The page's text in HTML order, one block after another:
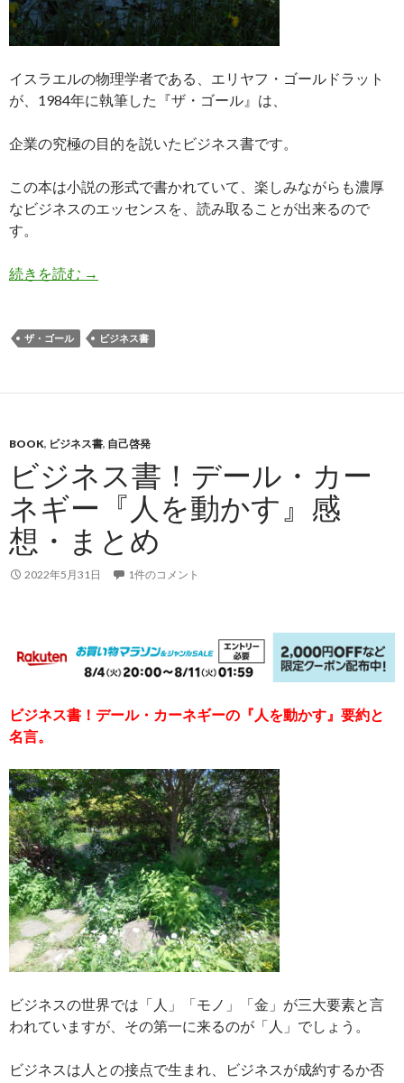
イスラエルの物理学者である、エリヤフ・ゴールドラット
が、1984年に執筆した『ザ・ゴール』は、
企業の究極の目的を説いたビジネス書です。
この本は小説の形式で書かれていて、楽しみながらも濃厚
なビジネスのエッセンスを、読み取ることが出来るので
す。
続きを読む ベストセラー本ビジネス書『ザ・ゴール』要約・
→
ザ・ゴール ビジネス書
BOOK, ビジネス書, 自己啓発
ビジネス書！デール・カー
ネギー『人を動かす』感
想・まとめ
2022年5月31日 1件のコメント
ビジネス書！ デール・カーネギーの 『 人を動かす 』要約と
名言。
ビジネスの世界では「人」「モノ」「金」が三大要素と言
われていますが、その第一に来るのが「人」でしょう。
ビジネスは人との接点で生まれ、ビジネスが成約するか否